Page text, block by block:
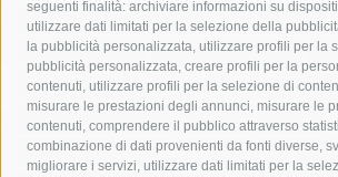
seguenti finalità: archiviare informazioni su
utilizzare dati limitati per la selezione della
la pubblicità personalizzata, utilizzare profili per la
pubblicità personalizzata, creare profili per la
contenuti, utilizzare profili per la selezione di
misurare le prestazioni degli annunci, misurare le
contenuti, comprendere il pubblico attraverso
combinazione di dati provenienti da fonti diverse,
migliorare i servizi, utilizzare dati limitati per la
area marina protetta di punta campanella
Asl Napoli 3 sud
capitaneria di porto
castellammare di stabia
circumvesuviana
comune di sorrento
concerto
contagi
costiera amalfitana
covid-19 eav